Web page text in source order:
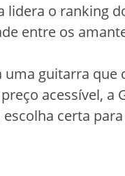
lidera o ranking
entre os
uma guitarra
acessível, a
escolha certa